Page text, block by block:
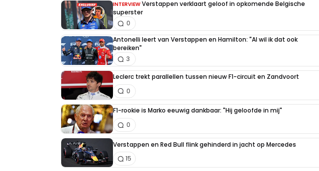
INTERVIEW Verstappen verklaart geloof in opkomende Belgische
superster
0
Antonelli leert van Verstappen en Hamilton: "Al wil ik dat ook
bereiken"
3
Leclerc trekt parallellen tussen nieuw F1-circuit en Zandvoort
0
F1-rookie is Marko eeuwig dankbaar: "Hij geloofde in mij"
0
Verstappen en Red Bull flink gehinderd in jacht op Mercedes
15